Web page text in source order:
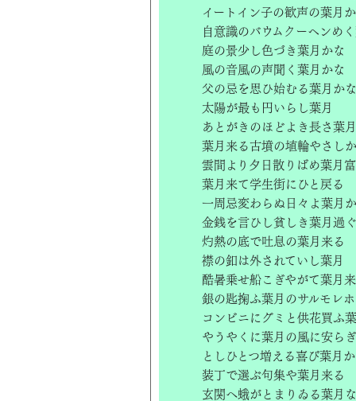
イートイン子の歓声の葉月
自意識のバウムクーヘンめ
庭の景少し色づき葉月かな
風の音風の声聞く葉月かな
父の忌を思ひ始むる葉月かな
太陽が最も円いらし葉月
あとがきのほどよき長さ葉
葉月来る古墳の埴輪やさし
雲間より夕日散りばめ葉月
葉月来て学生街にひと戻る
一周忌変わらぬ日々よ葉月
金銭を言ひし貧しき葉月過ぐ
灼熱の底で吐息の葉月来る
襟の釦は外されていし葉月
酷暑乗せ船こぎやがて葉月
銀の匙掬ふ葉月のサルモレホ
コンビニにグミと供花買ふ
やうやくに葉月の風に安ら
としひとつ増える喜び葉月
装丁で選ぶ句集や葉月来る
玄関へ蛾がとまりゐる葉月